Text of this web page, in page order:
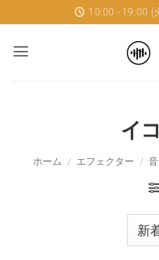
to
content
10:00 - 19:00 (
イ
ホーム / エフェクター /